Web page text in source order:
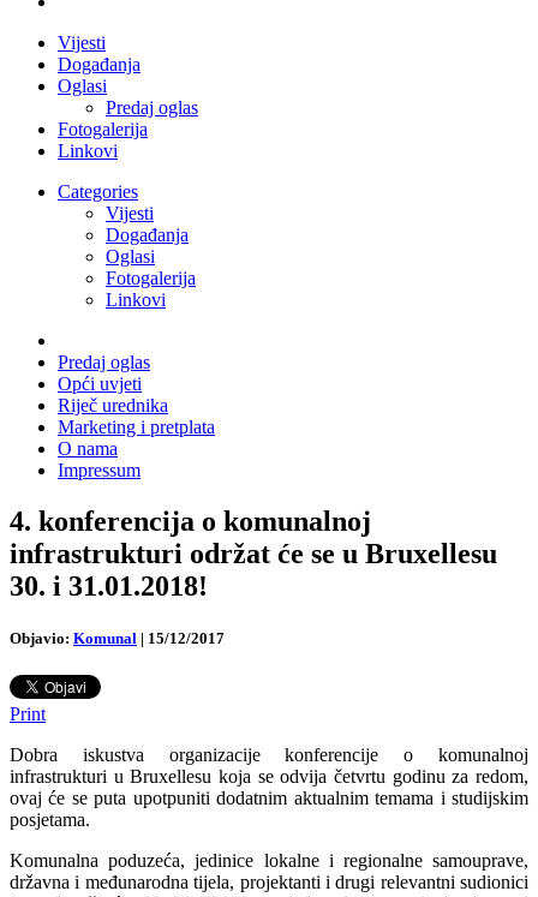
Vijesti
Događanja
Oglasi
Predaj oglas
Fotogalerija
Linkovi
Categories
Vijesti
Događanja
Oglasi
Fotogalerija
Linkovi
Predaj oglas
Opći uvjeti
Riječ urednika
Marketing i pretplata
O nama
Impressum
4. konferencija o komunalnoj
infrastrukturi održat će se u Bruxellesu
30. i 31.01.2018!
Objavio: Komunal | 15/12/2017
Print
Dobra iskustva organizacije konferencije o komunalnoj
infrastrukturi u Bruxellesu koja se odvija četvrtu godinu za redom,
ovaj će se puta upotpuniti dodatnim aktualnim temama i studijskim
posjetama.
Komunalna poduzeća, jedinice lokalne i regionalne samouprave,
državna i međunarodna tijela, projektanti i drugi relevantni sudionici